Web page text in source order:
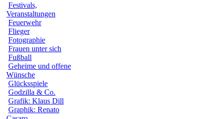
Festivals,
Veranstaltungen
Feuerwehr
Flieger
Fotographie
Frauen unter sich
Fußball
Geheime und offene
Wünsche
Glücksspiele
Godzilla & Co.
Grafik: Klaus Dill
Graphik: Renato